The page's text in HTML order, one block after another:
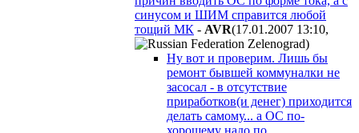
синусом и ШИМ справится любой
тощий МК - AVR(17.01.2007 13:10,
)
Ну вот и проверим. Лишь бы
ремонт бывшей коммуналки не
засосал - в отсутствие
приработков(и денег) приходится
делать самому... а ОС по-
хорошему надо по